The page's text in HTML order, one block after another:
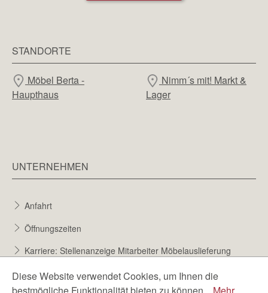
STANDORTE
Möbel Berta -
Haupthaus
Nimm´s mit! Markt &
Lager
UNTERNEHMEN
Anfahrt
Öffnungszeiten
Karriere: Stellenanzeige Mitarbeiter Möbelauslieferung
Karriere bei Möbel Berta
Diese Website verwendet Cookies, um Ihnen die